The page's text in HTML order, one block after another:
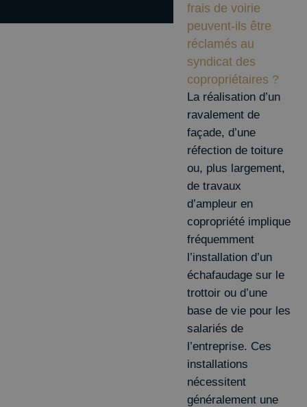
frais de voirie
peuvent-ils être
réclamés au
syndicat des
copropriétaires ?
La réalisation d’un
ravalement de
façade, d’une
réfection de toiture
ou, plus largement,
de travaux
d’ampleur en
copropriété implique
fréquemment
l’installation d’un
échafaudage sur le
trottoir ou d’une
base de vie pour les
salariés de
l’entreprise. Ces
installations
nécessitent
généralement une